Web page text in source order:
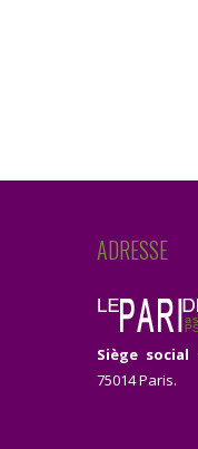
ADRESSE
Siège social
75014 Paris.